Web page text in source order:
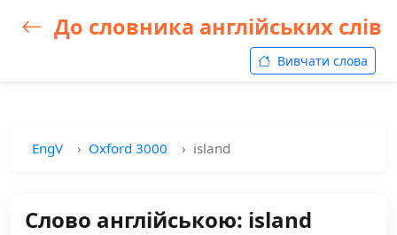
До словника англійських слів
Вивчати слова
EngV Oxford 3000 island
Слово англійською: island